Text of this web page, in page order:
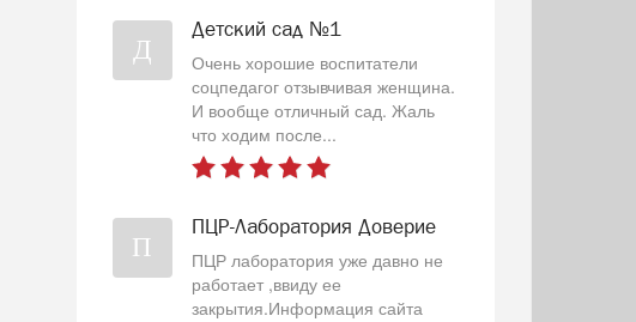
Д
Детский сад №1
Очень хорошие воспитатели
соцпедагог отзывчивая женщина.
И вообще отличный сад. Жаль
что ходим после...
П
ПЦР-Лаборатория Доверие
ПЦР лаборатория уже давно не
работает ,ввиду ее
закрытия.Информация сайта